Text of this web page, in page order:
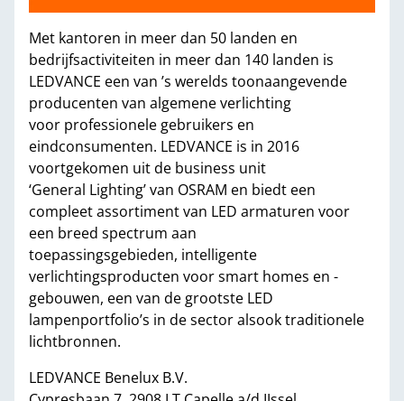
Met kantoren in meer dan 50 landen en
bedrijfsactiviteiten in meer dan 140 landen is
LEDVANCE een van ’s werelds toonaangevende
producenten van algemene verlichting
voor professionele gebruikers en
eindconsumenten. LEDVANCE is in 2016
voortgekomen uit de business unit
‘General Lighting’ van OSRAM en biedt een
compleet assortiment van LED armaturen voor
een breed spectrum aan
toepassingsgebieden, intelligente
verlichtingsproducten voor smart homes en -
gebouwen, een van de grootste LED
lampenportfolio’s in de sector alsook traditionele
lichtbronnen.
LEDVANCE Benelux B.V.